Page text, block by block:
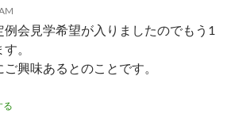
会見学希望が入りましたのでもう1
。
興味あるとのことです。
る